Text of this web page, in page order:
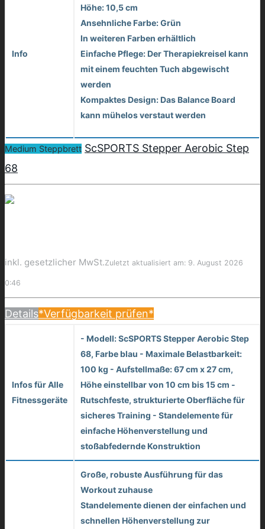
Info
Höhe: 10,5 cm
Ansehnliche Farbe: Grün
In weiteren Farben erhältlich
Einfache Pflege: Der Therapiekreisel kann
mit einem feuchten Tuch abgewischt
werden
Kompaktes Design: Das Balance Board
kann mühelos verstaut werden
Medium Steppbrett ScSPORTS Stepper Aerobic Step
68
inkl. gesetzlicher MwSt.Zuletzt aktualisiert am: 9. August 2026
0:46
Details*Verfügbarkeit prüfen*
Infos für Alle
Fitnessgeräte
- Modell: ScSPORTS Stepper Aerobic Step
68, Farbe blau - Maximale Belastbarkeit:
100 kg - Aufstellmaße: 67 cm x 27 cm,
Höhe einstellbar von 10 cm bis 15 cm -
Rutschfeste, strukturierte Oberfläche für
sicheres Training - Standelemente für
einfache Höhenverstellung und
stoßabfedernde Konstruktion
Große, robuste Ausführung für das
Workout zuhause
Standelemente dienen der einfachen und
schnellen Höhenverstellung zur